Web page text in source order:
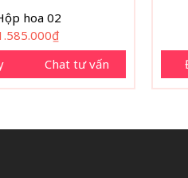
hoa 02
₫
Chat tư vấn